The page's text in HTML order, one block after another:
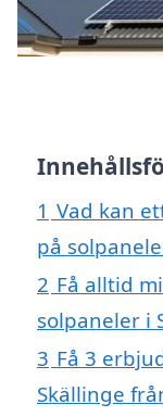
1 Vad kan
på
2 Få alltid
solpaneler i
3 Få 3
Skällinge